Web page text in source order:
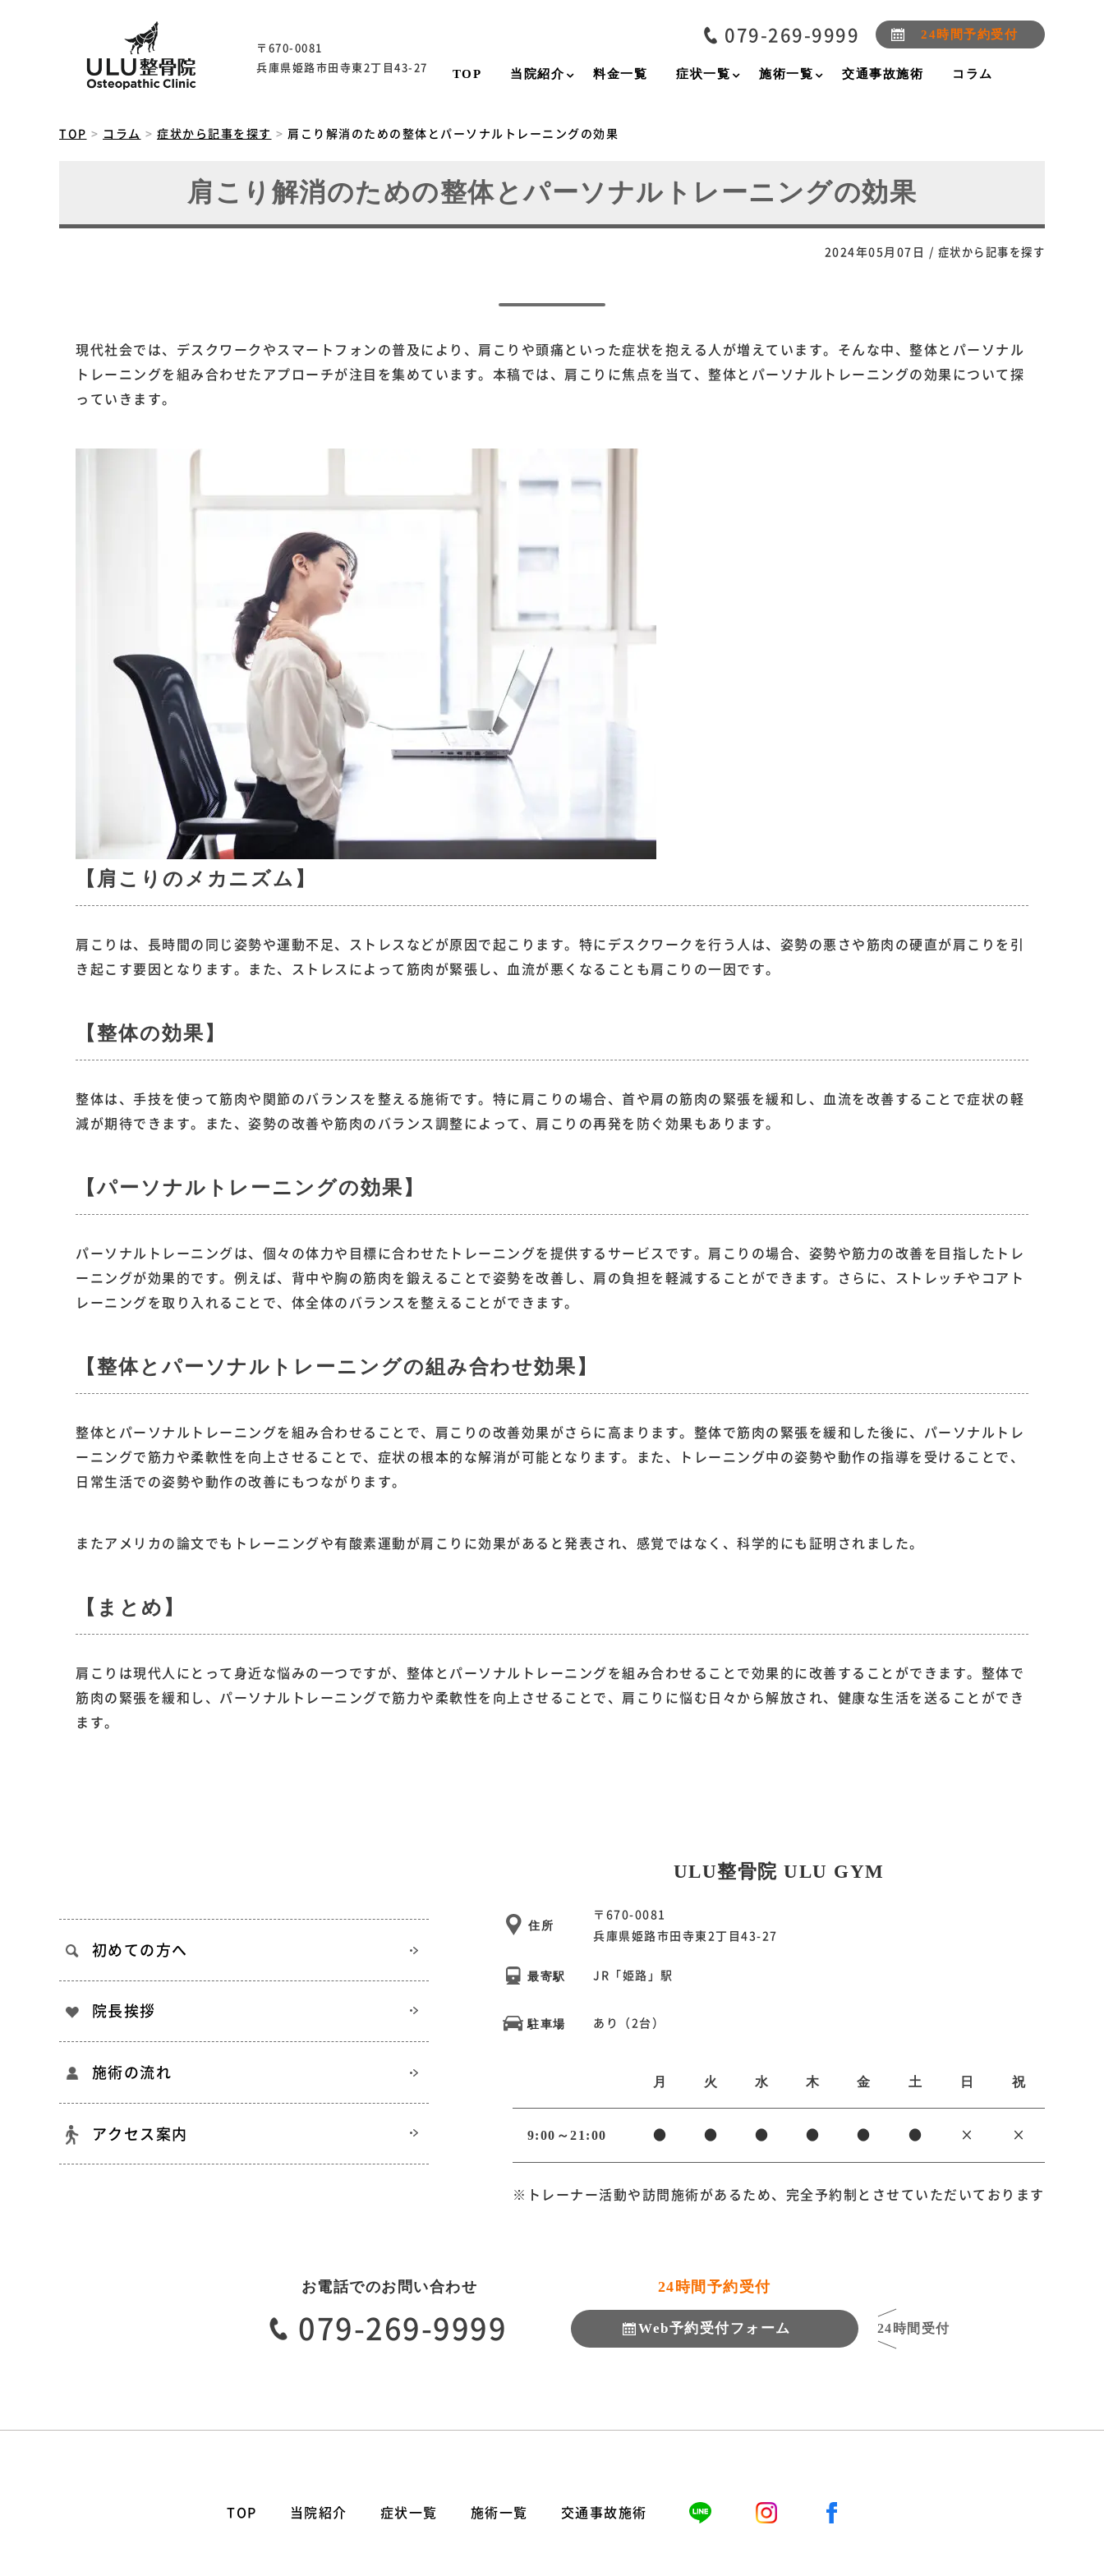
〒670-0081
兵庫県姫路市田寺東2丁目43-27
079-269-9999 24時間予約受付
TOP 当院紹介 料金一覧 症状一覧 施術一覧 交通事故施術 コラム
TOP コラム 症状から記事を探す 肩こり解消のための整体とパーソナルトレーニングの効果
肩こり解消のための整体とパーソナルトレーニングの効果
2024年05月07日 / 症状から記事を探す
現代社会では、デスクワークやスマートフォンの普及により、肩こりや頭痛といった症状を抱える人が増えています。そんな中、整体とパーソナル
トレーニングを組み合わせたアプローチが注目を集めています。本稿では、肩こりに焦点を当て、整体とパーソナルトレーニングの効果について探
っていきます。
【肩こりのメカニズム】
肩こりは、長時間の同じ姿勢や運動不足、ストレスなどが原因で起こります。特にデスクワークを行う人は、姿勢の悪さや筋肉の硬直が肩こりを引
き起こす要因となります。また、ストレスによって筋肉が緊張し、血流が悪くなることも肩こりの一因です。
【整体の効果】
整体は、手技を使って筋肉や関節のバランスを整える施術です。特に肩こりの場合、首や肩の筋肉の緊張を緩和し、血流を改善することで症状の軽
減が期待できます。また、姿勢の改善や筋肉のバランス調整によって、肩こりの再発を防ぐ効果もあります。
【パーソナルトレーニングの効果】
パーソナルトレーニングは、個々の体力や目標に合わせたトレーニングを提供するサービスです。肩こりの場合、姿勢や筋力の改善を目指したトレ
ーニングが効果的です。例えば、背中や胸の筋肉を鍛えることで姿勢を改善し、肩の負担を軽減することができます。さらに、ストレッチやコアト
レーニングを取り入れることで、体全体のバランスを整えることができます。
【整体とパーソナルトレーニングの組み合わせ効果】
整体とパーソナルトレーニングを組み合わせることで、肩こりの改善効果がさらに高まります。整体で筋肉の緊張を緩和した後に、パーソナルトレ
ーニングで筋力や柔軟性を向上させることで、症状の根本的な解消が可能となります。また、トレーニング中の姿勢や動作の指導を受けることで、
日常生活での姿勢や動作の改善にもつながります。
またアメリカの論文でもトレーニングや有酸素運動が肩こりに効果があると発表され、感覚ではなく、科学的にも証明されました。
【まとめ】
肩こりは現代人にとって身近な悩みの一つですが、整体とパーソナルトレーニングを組み合わせることで効果的に改善することができます。整体で
筋肉の緊張を緩和し、パーソナルトレーニングで筋力や柔軟性を向上させることで、肩こりに悩む日々から解放され、健康な生活を送ることができ
ます。
初めての方へ
院長挨拶
施術の流れ
アクセス案内
ULU整骨院 ULU GYM
住所
〒670-0081
兵庫県姫路市田寺東2丁目43-27
最寄駅 JR「姫路」駅
駐車場 あり（2台）
月 火 水 木 金 土 日 祝
9:00～21:00 ● ● ● ● ● ● × ×
※トレーナー活動や訪問施術があるため、完全予約制とさせていただいております
お電話でのお問い合わせ
079-269-9999
24時間予約受付
Web予約受付フォーム 24時間受付
TOP 当院紹介 症状一覧 施術一覧 交通事故施術